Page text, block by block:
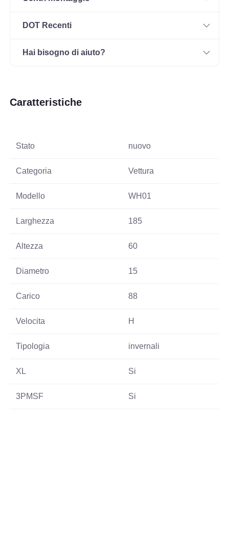
DOT Recenti
Hai bisogno di aiuto?
Caratteristiche
Stato nuovo
Categoria Vettura
Modello WH01
Larghezza 185
Altezza 60
Diametro 15
Carico 88
Velocita H
Tipologia invernali
XL Si
3PMSF Si